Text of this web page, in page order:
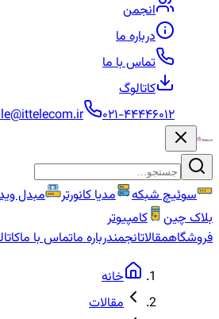
انجمن
درباره ما
تماس با ما
کاتالوگ
۰۲۱-۴۴۴۴۶۰۱۲
سوئیچ شبکه مدیا کانورتر مبدل
بلاک چین
کامپیوتر
فروشگاهمقالاتانجمندرباره ماتماس با ما
خانه
مقالات